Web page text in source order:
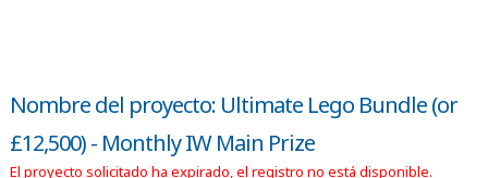
Nombre del proyecto: Ultimate Lego Bundle (or
£12,500) - Monthly IW Main Prize
El proyecto solicitado ha expirado, el registro no está disponible.